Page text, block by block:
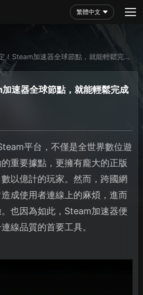
繁體中文
！Steam加速器全球節點，就能輕鬆完成
速器全球節點，就能輕鬆完成
平台，不僅是全世界數位遊
重要據點，更擁有龐大的正版
以億計的玩家。然而，跨國網
成使用者連線上的麻煩，進而
也因為如此，Steam加速器便
線品質的首要工具。